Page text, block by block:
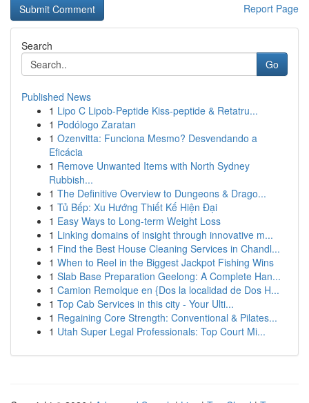
Report Page
Search
Go
Published News
1 Lipo C Lipob-Peptide Kiss-peptide & Retatru...
1 Podólogo Zaratan
1 Ozenvitta: Funciona Mesmo? Desvendando a
Eficácia
1 Remove Unwanted Items with North Sydney
Rubbish...
1 The Definitive Overview to Dungeons & Drago...
1 Tủ Bếp: Xu Hướng Thiết Kế Hiện Đại
1 Easy Ways to Long-term Weight Loss
1 Linking domains of insight through innovative m...
1 Find the Best House Cleaning Services in Chandl...
1 When to Reel in the Biggest Jackpot Fishing Wins
1 Slab Base Preparation Geelong: A Complete Han...
1 Camion Remolque en {Dos la localidad de Dos H...
1 Top Cab Services in this city - Your Ulti...
1 Regaining Core Strength: Conventional & Pilates...
1 Utah Super Legal Professionals: Top Court Mi...